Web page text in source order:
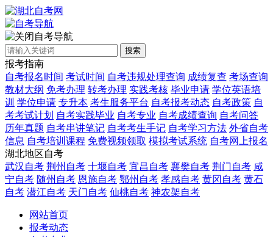
自考导航
搜索
报考指南
自考报名时间 考试时间 自考违规处理查询 成绩复查 考场查询
教材大纲 免考办理 转考办理 实践考核 毕业申请 学位英语培
训 学位申请 专升本 考生服务平台 自考报考动态 自考政策 自
考考试计划 自考实践毕业 自考专业 自考成绩查询 自考问答
历年真题 自考串讲笔记 自考考生手记 自考学习方法 外省自考
信息 自考培训课程 免费视频领取 模拟考试系统 自考网上报名
湖北地区自考
武汉自考 荆州自考 十堰自考 宜昌自考 襄樊自考 荆门自考 咸
宁自考 随州自考 恩施自考 鄂州自考 孝感自考 黄冈自考 黄石
自考 潜江自考 天门自考 仙桃自考 神农架自考
网站首页
报考动态